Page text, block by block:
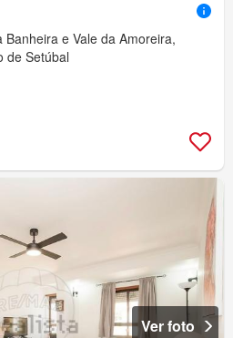
Banheira e Vale da Amoreira,
de Setúbal
Ver foto